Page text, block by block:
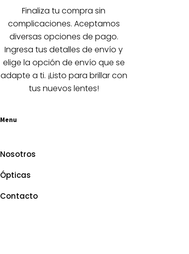
elegir
en
la
página
de
producto
Finaliza tu compra sin
complicaciones. Aceptamos
diversas opciones de pago.
Ingresa tus detalles de envío y
elige la opción de envío que se
adapte a ti. ¡Listo para brillar con
tus nuevos lentes!
Menu
Nosotros
Ópticas
Contacto